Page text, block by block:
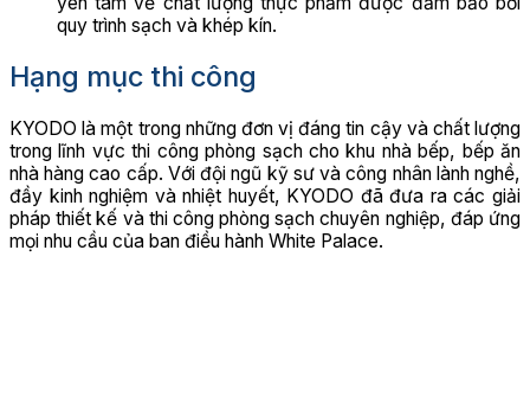
quy trình sạch và khép kín.
Hạng mục thi công
KYODO là một trong những đơn vị đáng tin cậy và chất lượng
trong lĩnh vực thi công phòng sạch cho khu nhà bếp, bếp ăn
nhà hàng cao cấp. Với đội ngũ kỹ sư và công nhân lành nghề,
đầy kinh nghiệm và nhiệt huyết, KYODO đã đưa ra các giải
pháp thiết kế và thi công phòng sạch chuyên nghiệp, đáp ứng
mọi nhu cầu của ban điều hành White Palace.